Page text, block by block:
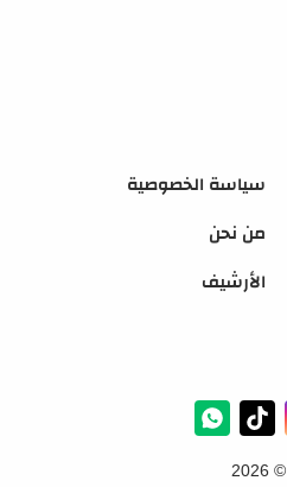
سياسة الخصوصية
من نحن
الأرشيف
©
2026